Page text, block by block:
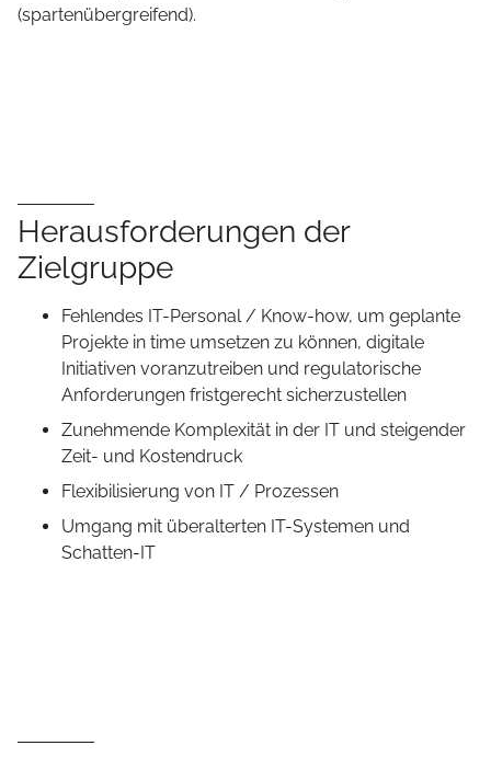
(spartenübergreifend).
Herausforderungen der
Zielgruppe
Fehlendes IT-Personal / Know-how, um geplante
Projekte in time umsetzen zu können, digitale
Initiativen voranzutreiben und regulatorische
Anforderungen fristgerecht sicherzustellen
Zunehmende Komplexität in der IT und steigender
Zeit- und Kostendruck
Flexibilisierung von IT / Prozessen
Umgang mit überalterten IT-Systemen und
Schatten-IT